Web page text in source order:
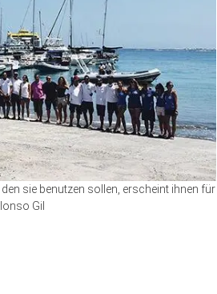
sie benutzen sollen, erscheint ihnen für
Gil